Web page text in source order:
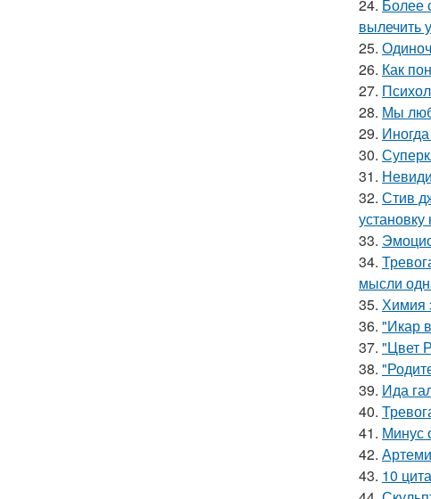
24. Более
вылечить
25.
26. Как
27.
28. Мы
29.
30.
31.
32. Стив
33.
34.
мысли
35. Химия
36. "Икар
37. "Цвет
38.
39. Ида
40.
41. Минус
42.
43. 10